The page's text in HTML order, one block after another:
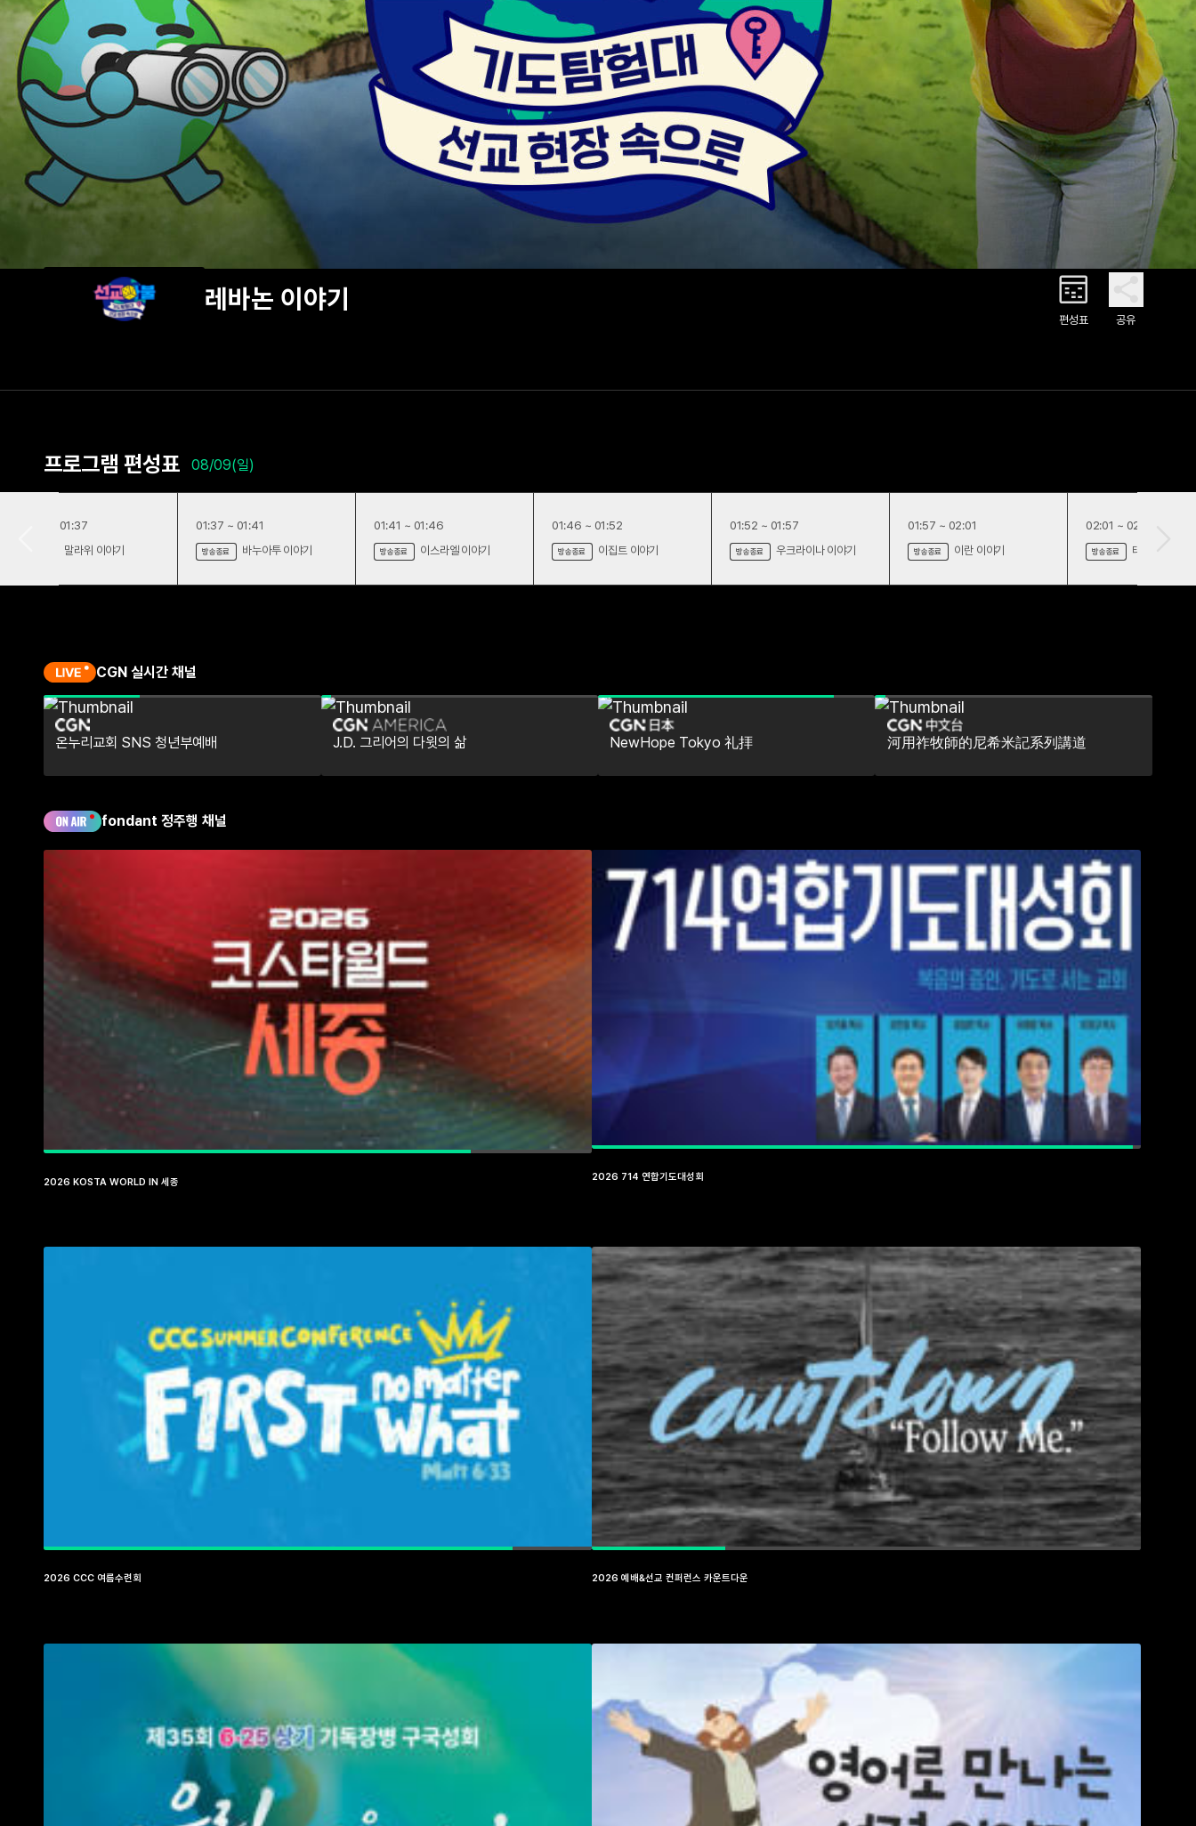
레바논 이야기
편성표 공유
프로그램 편성표 08/09(일)
01:34 ~ 01:37
말라위 이야기
01:37 ~ 01:41
방송종료 바누아투 이야기
01:41 ~ 01:46
방송종료 이스라엘 이야기
01:46 ~ 01:52
방송종료 이집트 이야기
01:52 ~ 01:57
방송종료 우크라이나 이야기
01:57 ~ 02:01
방송종료 이란 이야기
02:01 ~ 02:05
방송종료 태국 이야기
CGN 실시간 채널
온누리교회 SNS 청년부예배 J.D. 그리어의 다윗의 삶 NewHope Tokyo 礼拝 河用祚牧師的尼希米記系列講道
fondant 정주행 채널
2026 KOSTA WORLD IN 세종 2026 714 연합기도대성회
2026 CCC 여름수련회 2026 예배&선교 컨퍼런스 카운트다운